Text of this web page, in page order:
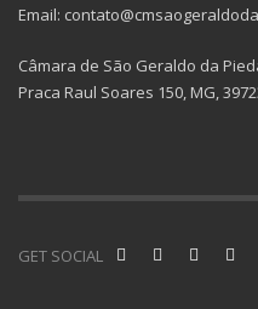
Email:
Câmara de São Geraldo da
Praca Raul Soares 150, MG,
GET SOCIAL